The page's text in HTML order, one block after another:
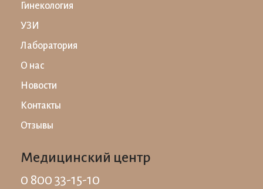
Гинекология
УЗИ
Лаборатория
О нас
Новости
Контакты
Отзывы
Медицинский центр
0 800 33-15-10